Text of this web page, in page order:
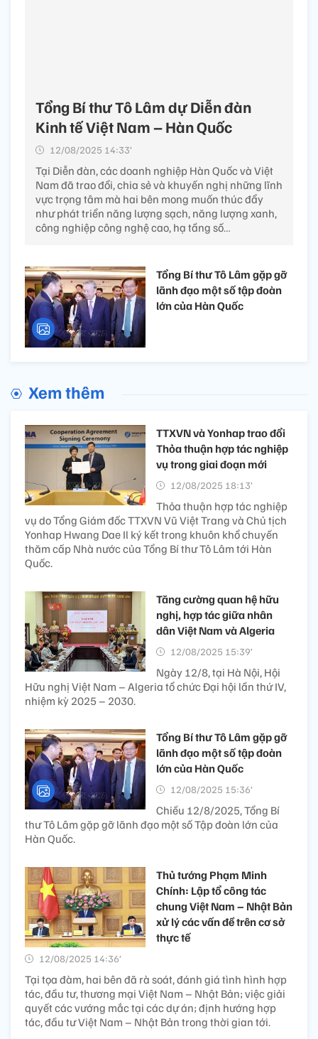
Tổng Bí thư Tô Lâm dự Diễn đàn
Kinh tế Việt Nam – Hàn Quốc
12/08/2025 14:33’
Tại Diễn đàn, các doanh nghiệp Hàn Quốc và Việt
Nam đã trao đổi, chia sẻ và khuyến nghị những lĩnh
vực trọng tâm mà hai bên mong muốn thúc đẩy
như phát triển năng lượng sạch, năng lượng xanh,
công nghiệp công nghệ cao, hạ tầng số…
Tổng Bí thư Tô Lâm gặp gỡ
lãnh đạo một số tập đoàn
lớn của Hàn Quốc
Xem thêm
TTXVN và Yonhap trao đổi
Thỏa thuận hợp tác nghiệp
vụ trong giai đoạn mới
12/08/2025 18:13’
Thỏa thuận hợp tác nghiệp
vụ do Tổng Giám đốc TTXVN Vũ Việt Trang và Chủ tịch
Yonhap Hwang Dae Il ký kết trong khuôn khổ chuyến
thăm cấp Nhà nước của Tổng Bí thư Tô Lâm tới Hàn
Quốc.
Tăng cường quan hệ hữu
nghị, hợp tác giữa nhân
dân Việt Nam và Algeria
12/08/2025 15:39’
Ngày 12/8, tại Hà Nội, Hội
Hữu nghị Việt Nam – Algeria tổ chức Đại hội lần thứ IV,
nhiệm kỳ 2025 – 2030.
Tổng Bí thư Tô Lâm gặp gỡ
lãnh đạo một số tập đoàn
lớn của Hàn Quốc
12/08/2025 15:36’
Chiều 12/8/2025, Tổng Bí
thư Tô Lâm gặp gỡ lãnh đạo một số Tập đoàn lớn của
Hàn Quốc.
Thủ tướng Phạm Minh
Chính: Lập tổ công tác
chung Việt Nam – Nhật Bản
xử lý các vấn đề trên cơ sở
thực tế
12/08/2025 14:36’
Tại tọa đàm, hai bên đã rà soát, đánh giá tình hình hợp
tác, đầu tư, thương mại Việt Nam – Nhật Bản; việc giải
quyết các vướng mắc tại các dự án; định hướng hợp
tác, đầu tư Việt Nam – Nhật Bản trong thời gian tới.